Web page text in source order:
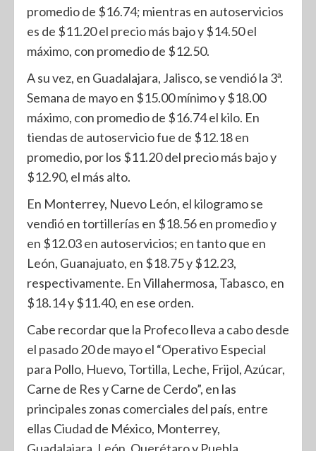
promedio de $16.74; mientras en autoservicios
es de $11.20 el precio más bajo y $14.50 el
máximo, con promedio de $12.50.
A su vez, en Guadalajara, Jalisco, se vendió la 3ª.
Semana de mayo en $15.00 mínimo y $18.00
máximo, con promedio de $16.74 el kilo. En
tiendas de autoservicio fue de $12.18 en
promedio, por los $11.20 del precio más bajo y
$12.90, el más alto.
En Monterrey, Nuevo León, el kilogramo se
vendió en tortillerías en $18.56 en promedio y
en $12.03 en autoservicios; en tanto que en
León, Guanajuato, en $18.75 y $12.23,
respectivamente. En Villahermosa, Tabasco, en
$18.14 y $11.40, en ese orden.
Cabe recordar que la Profeco lleva a cabo desde
el pasado 20 de mayo el “Operativo Especial
para Pollo, Huevo, Tortilla, Leche, Frijol, Azúcar,
Carne de Res y Carne de Cerdo”, en las
principales zonas comerciales del país, entre
ellas Ciudad de México, Monterrey,